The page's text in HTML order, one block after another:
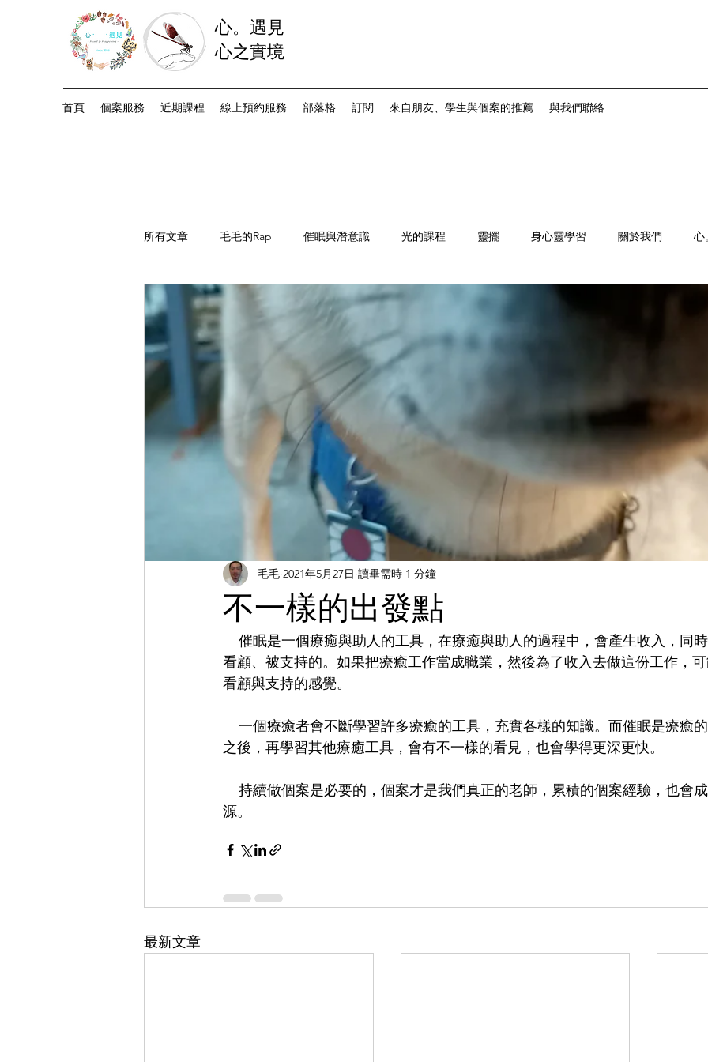
心。遇見
心之實境
首頁 個案服務 近期課程 線上預約服務 部落格 訂閱 來自朋友、學生與個案的推薦 與我們聯絡
所有文章 毛毛的Rap 催眠與潛意識 光的課程 靈擺 身心靈學習 關於我們 心
不一樣的出發點
毛毛 2021年5月27日 讀畢需時 1 分鐘
看顧、被支持的。如果把療癒工作當成職業，然後為了收入去做這份工作，
看顧與支持的感覺。
之後，再學習其他療癒工具，會有不一樣的看見，也會學得更深更快。
源。
最新文章